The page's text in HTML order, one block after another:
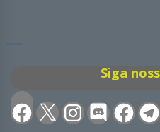
Siga
Facebook
X Instagram
DiscordFacebook